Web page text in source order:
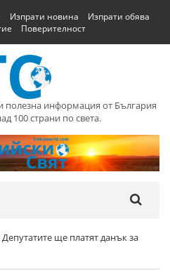
Изпрати новина
Изпрати обява
Поверителност
полезна информация от България
100 страни по света.
ще платят данък за